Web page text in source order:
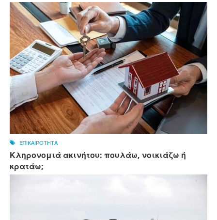
ΕΠΙΚΑΙΡΟΤΗΤΑ
Κληρονομιά ακινήτου: πουλάω, νοικιάζω ή
κρατάω;